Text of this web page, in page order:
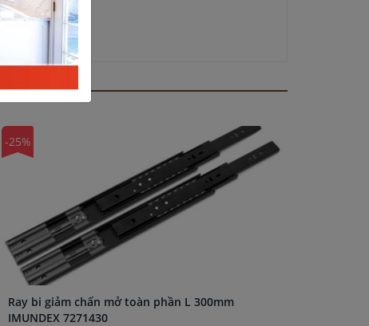
-25%
Ray bi giảm chấn mở toàn phần L 300mm
IMUNDEX 7271430